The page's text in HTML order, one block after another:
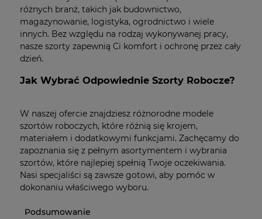
różnych branż, takich jak budownictwo,
magazynowanie, logistyka, ogrodnictwo i wiele
innych. Bez względu na rodzaj wykonywanej pracy,
nasze szorty zapewnią Ci komfort i ochronę przez cały
dzień.
Jak Wybrać Odpowiednie Szorty Robocze?
W naszej ofercie znajdziesz różnorodne modele
szortów roboczych, które różnią się krojem,
materiałem i dodatkowymi funkcjami. Zachęcamy do
zapoznania się z pełnym asortymentem i wybrania
szortów, które najlepiej spełnią Twoje oczekiwania.
Nasi specjaliści są zawsze gotowi, aby pomóc w
dokonaniu właściwego wyboru.
Podsumowanie